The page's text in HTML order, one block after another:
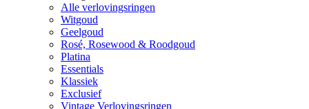
Alle verlovingsringen
Witgoud
Geelgoud
Rosé, Rosewood & Roodgoud
Platina
Essentials
Klassiek
Exclusief
Vintage Verlovingsringen